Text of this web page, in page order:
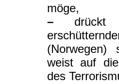
möge,
– drückt
weist auf
des